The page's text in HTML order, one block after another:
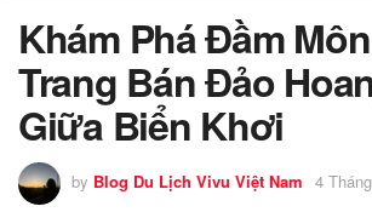
Khám Phá Đầm
Trang Bán Đảo
Giữa Biển Khơi
by Blog Du Lịch Vivu Việt Nam 4